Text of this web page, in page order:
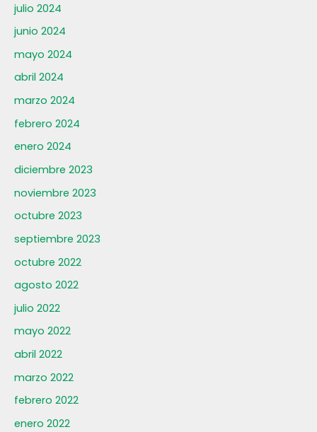
julio 2024
junio 2024
mayo 2024
abril 2024
marzo 2024
febrero 2024
enero 2024
diciembre 2023
noviembre 2023
octubre 2023
septiembre 2023
octubre 2022
agosto 2022
julio 2022
mayo 2022
abril 2022
marzo 2022
febrero 2022
enero 2022